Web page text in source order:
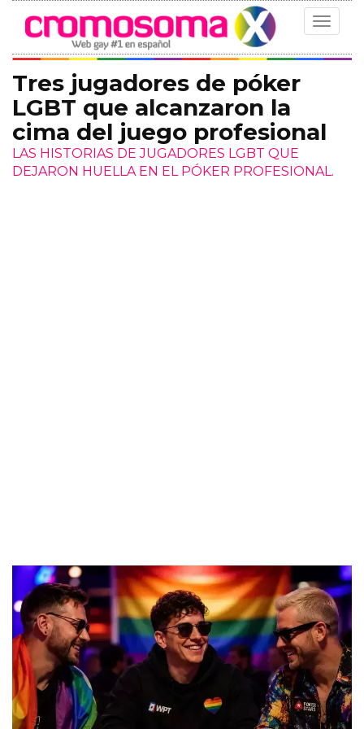
Toggle
Tres jugadores de póker
LGBT que alcanzaron la
cima del juego profesional
LAS HISTORIAS DE JUGADORES LGBT QUE
DEJARON HUELLA EN EL PÓKER PROFESIONAL.